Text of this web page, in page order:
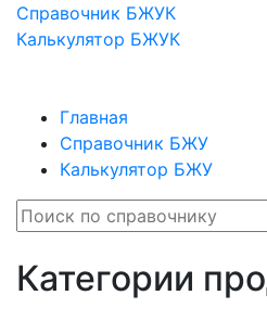
Справочник БЖУК
Калькулятор БЖУК
Главная
Справочник БЖУ
Калькулятор БЖУ
Категории